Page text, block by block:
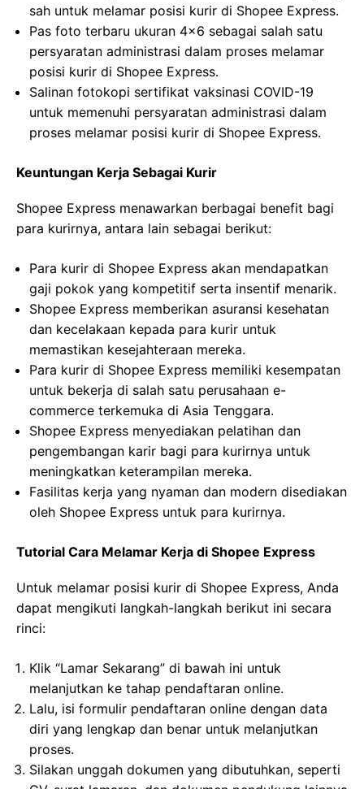
sah untuk melamar posisi kurir di Shopee Express.
Pas foto terbaru ukuran 4×6 sebagai salah satu
persyaratan administrasi dalam proses melamar
posisi kurir di Shopee Express.
Salinan fotokopi sertifikat vaksinasi COVID-19
untuk memenuhi persyaratan administrasi dalam
proses melamar posisi kurir di Shopee Express.
Keuntungan Kerja Sebagai Kurir
Shopee Express menawarkan berbagai benefit bagi
para kurirnya, antara lain sebagai berikut:
Para kurir di Shopee Express akan mendapatkan
gaji pokok yang kompetitif serta insentif menarik.
Shopee Express memberikan asuransi kesehatan
dan kecelakaan kepada para kurir untuk
memastikan kesejahteraan mereka.
Para kurir di Shopee Express memiliki kesempatan
untuk bekerja di salah satu perusahaan e-
commerce terkemuka di Asia Tenggara.
Shopee Express menyediakan pelatihan dan
pengembangan karir bagi para kurirnya untuk
meningkatkan keterampilan mereka.
Fasilitas kerja yang nyaman dan modern disediakan
oleh Shopee Express untuk para kurirnya.
Tutorial Cara Melamar Kerja di Shopee Express
Untuk melamar posisi kurir di Shopee Express, Anda
dapat mengikuti langkah-langkah berikut ini secara
rinci:
Klik “Lamar Sekarang” di bawah ini untuk
melanjutkan ke tahap pendaftaran online.
Lalu, isi formulir pendaftaran online dengan data
diri yang lengkap dan benar untuk melanjutkan
proses.
Silakan unggah dokumen yang dibutuhkan, seperti